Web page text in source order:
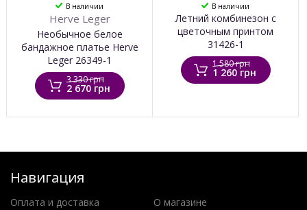
В наличии
Herve Leger
Необычное белое
бандажное платье Herve
Leger 26349-1
3 330 грн
2 670 грн
В наличии
Летний комбинезон с
цветочным принтом
31426-1
1 580 грн
1 260 грн
Навигация
Оплата и доставка
О магазине